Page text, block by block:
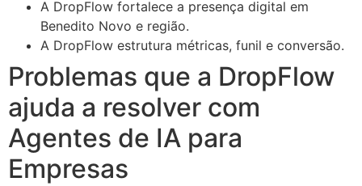
A DropFlow fortalece a presença digital em
Benedito Novo e região.
A DropFlow estrutura métricas, funil e conversão.
Problemas que a DropFlow
ajuda a resolver com
Agentes de IA para
Empresas